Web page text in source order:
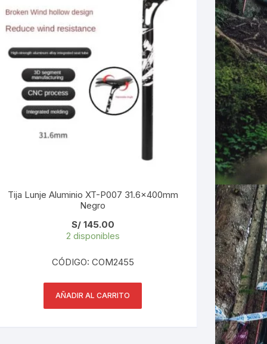
Tija Lunje Aluminio XT-P007 31.6x400mm
Negro
S/145.00
2 disponibles
CÓDIGO: COM2455
AÑADIR AL CARRITO